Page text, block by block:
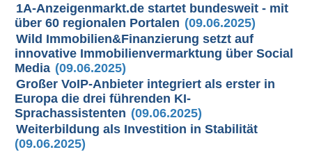
1A-Anzeigenmarkt.de startet bundesweit - mit
über 60 regionalen Portalen (09.06.2025)
Wild Immobilien&Finanzierung setzt auf
innovative Immobilienvermarktung über Social
Media (09.06.2025)
Großer VoIP-Anbieter integriert als erster in
Europa die drei führenden KI-
Sprachassistenten (09.06.2025)
Weiterbildung als Investition in Stabilität
(09.06.2025)